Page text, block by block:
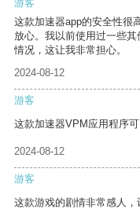
游客
这款加速器app的安全性很
放心。我以前使用过一些
情况，这让我非常担心。
2024-08-12
游客
这款加速器VPM应用程序
2024-08-12
游客
这款游戏的剧情非常感人，